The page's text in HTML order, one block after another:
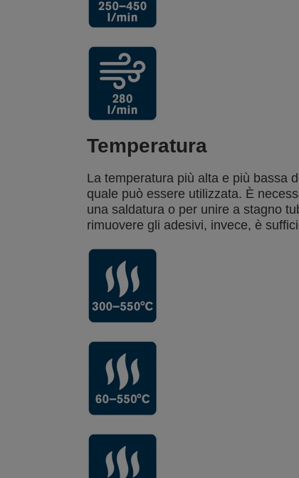
Temperatura
La temperatura più alta e più bassa
quale può essere utilizzata. È
una saldatura o per unire a stagno
rimuovere gli adesivi, invece, è